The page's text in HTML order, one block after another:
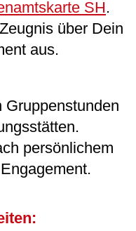
SH.
über Dein
aus.
Gruppenstunden
persönlichem